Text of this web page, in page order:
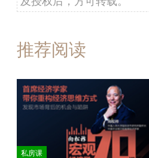
推荐阅读
私房课